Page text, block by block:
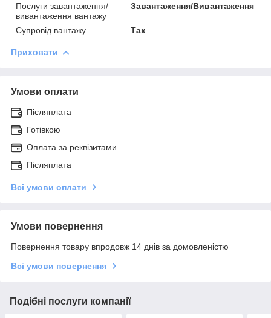
Послуги завантаження/
вивантаження вантажу
Завантаження/Вивантаження
Супровід вантажу Так
Приховати
Умови оплати
Післяплата
Готівкою
Оплата за реквізитами
Післяплата
Всі умови оплати
Умови повернення
Повернення товару впродовж 14 днів за домовленістю
Всі умови повернення
Подібні послуги компанії